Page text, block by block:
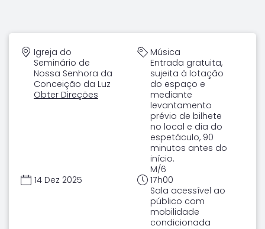
Igreja do
Seminário de
Nossa Senhora da
Conceição da Luz
Obter Direções
Música
Entrada gratuita,
sujeita à lotação
do espaço e
mediante
levantamento
prévio de bilhete
no local e dia do
espetáculo, 90
minutos antes do
início.
M/6
14 Dez 2025
17h00
Sala acessível ao
público com
mobilidade
condicionada